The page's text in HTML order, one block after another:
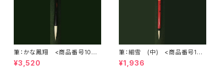
筆：かな鳳翔 <商品番号1075
>
¥3,520
筆：細雪 (中) <商品番号107
6>
¥1,936